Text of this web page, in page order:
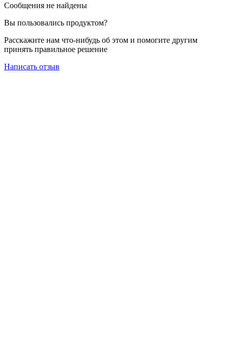
Сообщения не найдены
Вы пользовались продуктом?
Расскажите нам что-нибудь об этом и помогите другим
принять правильное решение
Написать отзыв